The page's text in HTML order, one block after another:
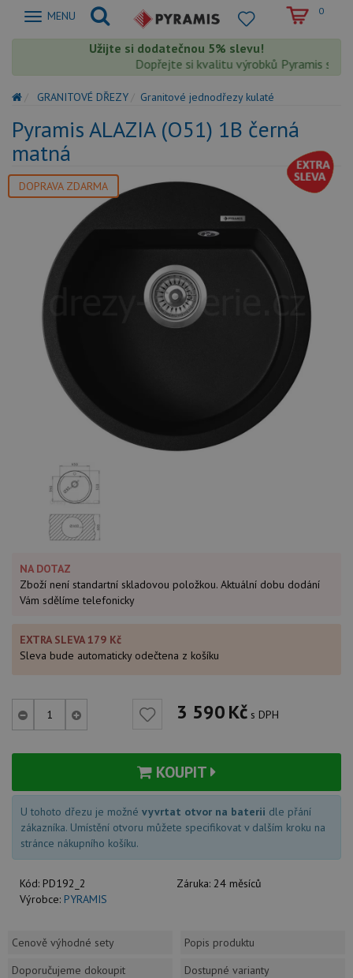
Zobrazit
MENU 0
Užijte si dodatečnou 5% slevu!
Dopřejte si kvalitu výrobků Pyramis s
GRANITOVÉ DŘEZY Granitové jednodřezy kulaté
Pyramis ALAZIA (O51) 1B černá
matná
DOPRAVA ZDARMA
NA DOTAZ
Zboží není standartní skladovou položkou. Aktuální dobu dodání
Vám sdělíme telefonicky
EXTRA SLEVA 179 Kč
Sleva bude automaticky odečtena z košíku
3 590Kč s DPH
KOUPIT
U tohoto dřezu je možné vyvrtat otvor na baterii dle přání
zákazníka. Umístění otvoru můžete specifikovat v dalším kroku na
stránce nákupního košíku.
Kód: PD192_2 Záruka: 24 měsíců
Výrobce: PYRAMIS
Cenově výhodné sety
Popis produktu
Doporučujeme dokoupit
Dostupné varianty